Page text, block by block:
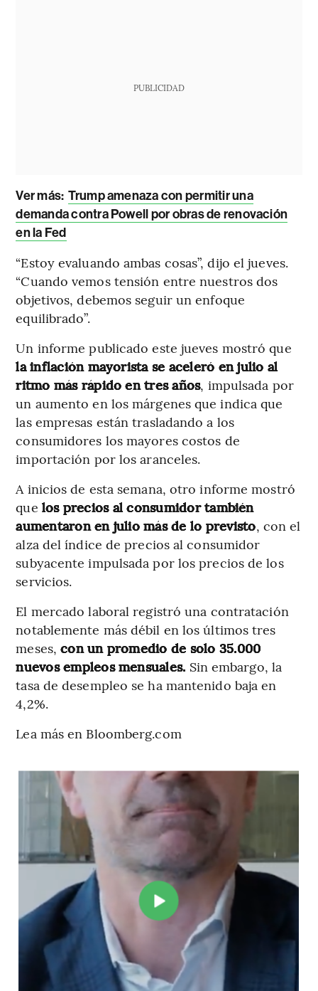
PUBLICIDAD
Ver más: Trump amenaza con permitir una
demanda contra Powell por obras de renovación
en la Fed
“Estoy evaluando ambas cosas”, dijo el jueves.
“Cuando vemos tensión entre nuestros dos
objetivos, debemos seguir un enfoque
equilibrado”.
Un informe publicado este jueves mostró que
la inflación mayorista se aceleró en julio al
ritmo más rápido en tres años, impulsada por
un aumento en los márgenes que indica que
las empresas están trasladando a los
consumidores los mayores costos de
importación por los aranceles.
A inicios de esta semana, otro informe mostró
que los precios al consumidor también
aumentaron en julio más de lo previsto, con el
alza del índice de precios al consumidor
subyacente impulsada por los precios de los
servicios.
El mercado laboral registró una contratación
notablemente más débil en los últimos tres
meses,con un promedio de solo 35.000
nuevos empleos mensuales. Sin embargo, la
tasa de desempleo se ha mantenido baja en
4,2%.
Lea más en Bloomberg.com